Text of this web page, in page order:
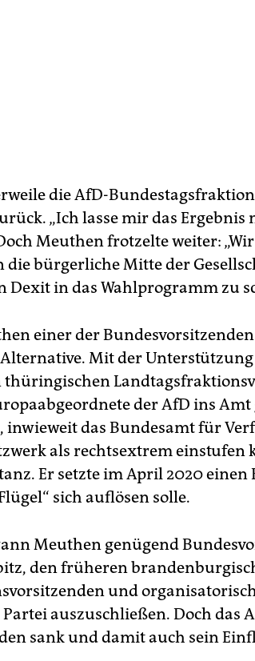
die AfD-
„Ich lasse mir das Ergebnis
Meuthen frotzelte weiter:
die bürgerliche Mitte der
Dexit in das Wahlprogramm zu
einer der
Mit der Unterstützung
thüringischen
der AfD ins
inwieweit das Bundesamt für
als rechtsextrem einstufen
Er setzte im April 2020 einen
sich auflösen solle.
Meuthen genügend
den früheren
und
Partei auszuschließen. Doch das
sank und damit auch sein